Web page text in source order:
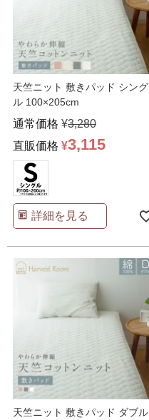
天竺ニット 敷きパッド シング
ル 100×205cm
通常価格 ¥3,280
直販価格 ¥3,115
詳細を見る
天竺ニット 敷きパッド ダブル